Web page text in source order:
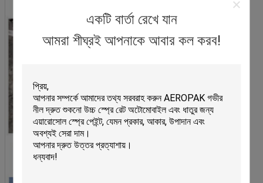
একটি বার্তা রেখে যান
আমরা শীঘ্রই আপনাকে আবার কল করব!